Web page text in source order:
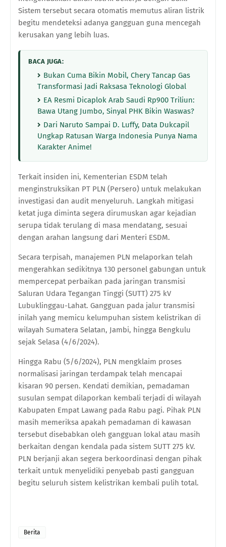
Sistem tersebut secara otomatis memutus aliran listrik
begitu mendeteksi adanya gangguan guna mencegah
kerusakan yang lebih luas.
BACA JUGA:
Bukan Cuma Bikin Mobil, Chery Tancap Gas
Transformasi Jadi Raksasa Teknologi Global
EA Resmi Dicaplok Arab Saudi Rp900 Triliun:
Bawa Utang Jumbo, Sinyal PHK Bikin Waswas?
Dari Naruto Sampai D. Luffy, Data Dukcapil
Ungkap Ratusan Warga Indonesia Punya Nama
Karakter Anime!
Terkait insiden ini, Kementerian ESDM telah
menginstruksikan PT PLN (Persero) untuk melakukan
investigasi dan audit menyeluruh. Langkah mitigasi
ketat juga diminta segera dirumuskan agar kejadian
serupa tidak terulang di masa mendatang, sesuai
dengan arahan langsung dari Menteri ESDM.
Secara terpisah, manajemen PLN melaporkan telah
mengerahkan sedikitnya 130 personel gabungan untuk
mempercepat perbaikan pada jaringan transmisi
Saluran Udara Tegangan Tinggi (SUTT) 275 kV
Lubuklinggau-Lahat. Gangguan pada jalur transmisi
inilah yang memicu kelumpuhan sistem kelistrikan di
wilayah Sumatera Selatan, Jambi, hingga Bengkulu
sejak Selasa (4/6/2024).
Hingga Rabu (5/6/2024), PLN mengklaim proses
normalisasi jaringan terdampak telah mencapai
kisaran 90 persen. Kendati demikian, pemadaman
susulan sempat dilaporkan kembali terjadi di wilayah
Kabupaten Empat Lawang pada Rabu pagi. Pihak PLN
masih memeriksa apakah pemadaman di kawasan
tersebut disebabkan oleh gangguan lokal atau masih
berkaitan dengan kendala pada sistem SUTT 275 kV.
PLN berjanji akan segera berkoordinasi dengan pihak
terkait untuk menyelidiki penyebab pasti gangguan
begitu seluruh sistem kelistrikan kembali pulih total.
Berita